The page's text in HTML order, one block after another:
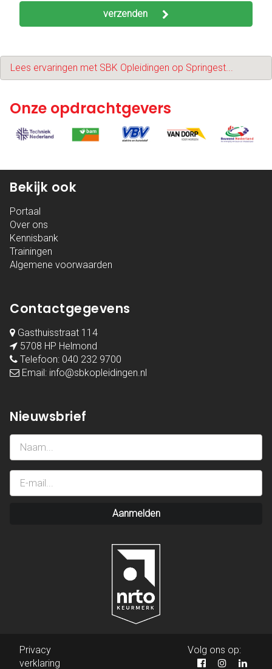
verzenden
Lees ervaringen met SBK Opleidingen op Springest...
Onze opdrachtgevers
Bekijk ook
Portaal
Over ons
Kennisbank
Trainingen
Algemene voorwaarden
Contactgegevens
Gasthuisstraat 114
5708 HP Helmond
Telefoon: 040 232 9700
Email: info@sbkopleidingen.nl
Nieuwsbrief
Aanmelden
Privacy
verklaring
Volg ons op: